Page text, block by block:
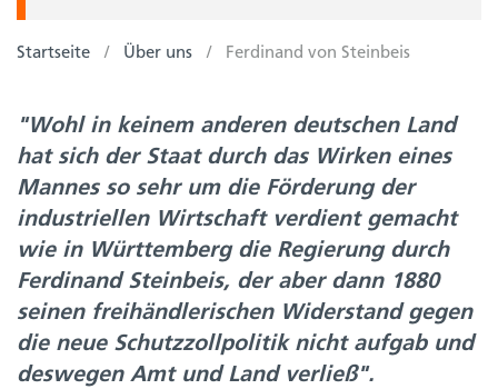
Startseite Über uns Ferdinand von Steinbeis
"Wohl in keinem anderen deutschen Land
hat sich der Staat durch das Wirken eines
Mannes so sehr um die Förderung der
industriellen Wirtschaft verdient gemacht
wie in Württemberg die Regierung durch
Ferdinand Steinbeis, der aber dann 1880
seinen freihändlerischen Widerstand gegen
die neue Schutzzollpolitik nicht aufgab und
deswegen Amt und Land verließ".